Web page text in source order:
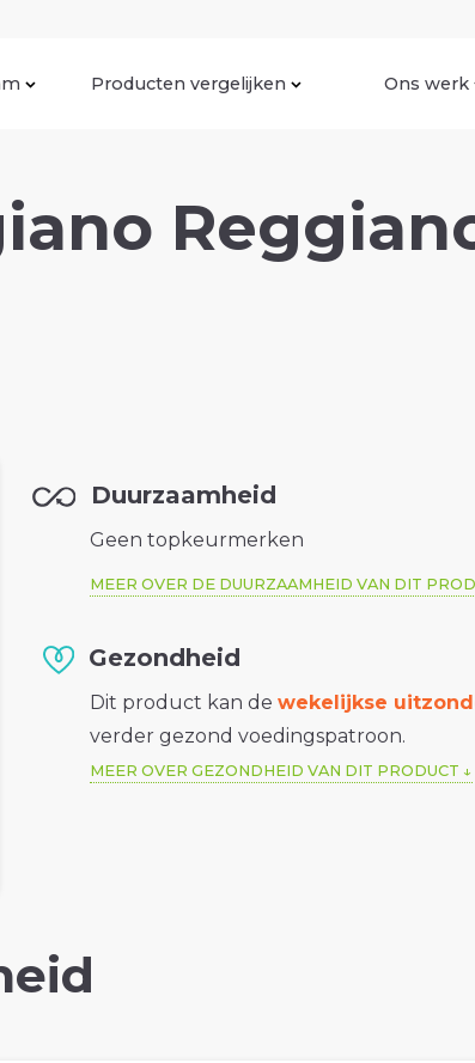
Producten vergelijken Ons werk
Duurzaamheid
Geen topkeurmerken
MEER OVER DE DUURZAAMHEID VAN DIT
Gezondheid
Dit product kan dewekelijkse
verder gezond voedingspatroon.
MEER OVER GEZONDHEID VAN DIT PRODUCT